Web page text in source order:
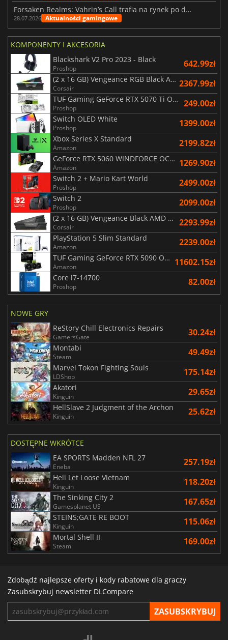
Forsaken Realms: Vahrin’s Call trafia na rynek po dziesięciu latach prac
28.07.2026 Aktualności gamingowe
KOMPONENTY I AKCESORIA
Blackshark V2 Pro 2023 - Black
Proshop 642.99zł
(2 x 16 GB) Vengeance RGB Black AMD Expo 6000 MHz - CAS 30
Corsair 2367.99zł
TUF Gaming GeForce RTX 5070 Ti OC White Edition 16GB
Proshop 249.00zł
Switch OLED White
Proshop 1399.00zł
Xbox Series X Standard
Amazon 2199.82zł
GeForce RTX 5060 WINDFORCE OC 8G
Amazon 1269.90zł
Switch 2 + Mario Kart World
Proshop 2499.00zł
Switch 2
Proshop 2099.00zł
(2 x 16 GB) Vengeance Black AMD Expo 6000 MHz - CAS 30
Corsair 2293.99zł
PlayStation 5 Slim Standard
Amazon 2239.00zł
TUF Gaming GeForce RTX 5090 OC Edition 32GB
Amazon 11602.15zł
Core i7-14700
Proshop 82.00zł
NOWE GRY
ReStory Chill Electronics Repairs
GamersGate 30.24zł
Montabi
Steam 49.49zł
Marvel Tokon Fighting Souls
LDShop 175.14zł
Akatori
Kinguin 29.65zł
HellSlave 2 Judgment of the Archon
Kinguin 25.62zł
DOSTĘPNE WKRÓTCE
EA SPORTS Madden NFL 27
Eneba 257.19zł
Hell Let Loose Vietnam
Kinguin 118.20zł
The Sinking City 2
Gamesplanet US 167.65zł
STEINS;GATE RE BOOT
Kinguin 115.06zł
Mortal Shell II
Steam 169.00zł
Zdobądź najlepsze oferty i kody rabatowe dla graczy
Zasubskrybuj newsletter DLCompare